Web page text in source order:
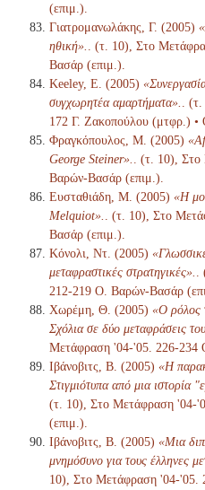
(επιμ.).
Γιατρομανωλάκης, Γ. (2005)
ηθική».
. (τ. 10), Στο
Βασάρ (επιμ.).
Keeley, E. (2005)
συγχωρητέα αμαρτήματα».
.
172 Γ. Ζακοπούλου (μτφρ.)
Φραγκόπουλος, Μ. (2005)
George Steiner».
. (τ. 10),
Βαρών-Βασάρ (επιμ.).
Ευσταθιάδη, Μ. (2005) «Η
Melquiot».
. (τ. 10), Στο
Βασάρ (επιμ.).
Κόνολι, Ντ. (2005)
μεταφραστικές στρατηγικές».
212-219 Ο. Βαρών-Βασάρ
Χωρέμη, Θ. (2005) «Ο ρόλος
Σχόλια σε δύο μεταφράσεις
Μετάφραση '04-'05. 226-234
Ιβάνοβιτς, Β. (2005) «Η
Στιγμιότυπα από μια ιστορία
(τ. 10), Στο Μετάφραση '04-
(επιμ.).
Ιβάνοβιτς, Β. (2005) «Μια
μνημόσυνο για τους έλληνες
10), Στο Μετάφραση '04-'05.